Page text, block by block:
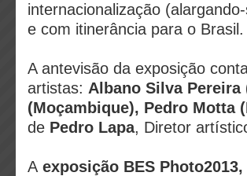
internacionalização
e com itinerância para o Brasil.
A antevisão da exposição
artistas: Albano Silva
(Moçambique), Pedro Motta
de Pedro Lapa, Diretor
A exposição BES Photo2013,